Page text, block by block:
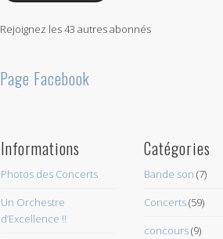
Rejoignez les 43 autres abonnés
Page Facebook
Informations
Photos des Concerts
Un Orchestre
d’Excellence !!
Catégories
Bande son (7)
Concerts(59)
concours(9)